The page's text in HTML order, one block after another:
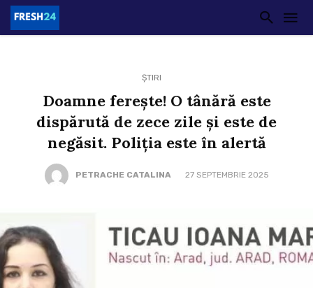
ȘTIRI
Doamne ferește! O tânără este
dispărută de zece zile și este de
negăsit. Poliția este în alertă
PETRACHE CATALINA 27 SEPTEMBRIE 2025